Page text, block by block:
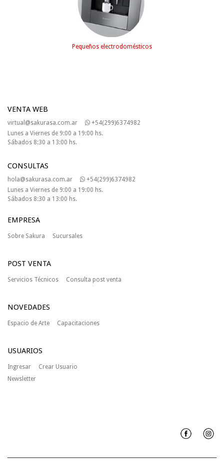
Pequeños electrodomésticos
VENTA WEB
virtual@sakurasa.com.ar
+54(299)6374982
Lunes a Viernes de 9:00 a 19:00 hs.
Sábados 8:30 a 13:00 hs.
CONSULTAS
hola@sakurasa.com.ar
+54(299)6374982
Lunes a Viernes de 9:00 a 19:00 hs.
Sábados 8:30 a 13:00 hs.
EMPRESA
Sobre Sakura Sucursales
POST VENTA
Servicios Técnicos Consulta post venta
NOVEDADES
Espacio de Arte Capacitaciones
USUARIOS
Ingresar
Crear Usuario
Newsletter